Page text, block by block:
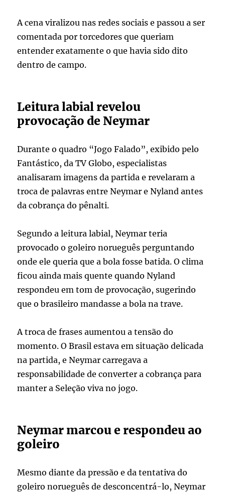
A cena viralizou nas redes sociais e passou a ser
comentada por torcedores que queriam
entender exatamente o que havia sido dito
dentro de campo.
Leitura labial revelou
provocação de Neymar
Durante o quadro “Jogo Falado”, exibido pelo
Fantástico, da TV Globo, especialistas
analisaram imagens da partida e revelaram a
troca de palavras entre Neymar e Nyland antes
da cobrança do pênalti.
Segundo a leitura labial, Neymar teria
provocado o goleiro norueguês perguntando
onde ele queria que a bola fosse batida. O clima
ficou ainda mais quente quando Nyland
respondeu em tom de provocação, sugerindo
que o brasileiro mandasse a bola na trave.
A troca de frases aumentou a tensão do
momento. O Brasil estava em situação delicada
na partida, e Neymar carregava a
responsabilidade de converter a cobrança para
manter a Seleção viva no jogo.
Neymar marcou e respondeu ao
goleiro
Mesmo diante da pressão e da tentativa do
goleiro norueguês de desconcentrá-lo, Neymar